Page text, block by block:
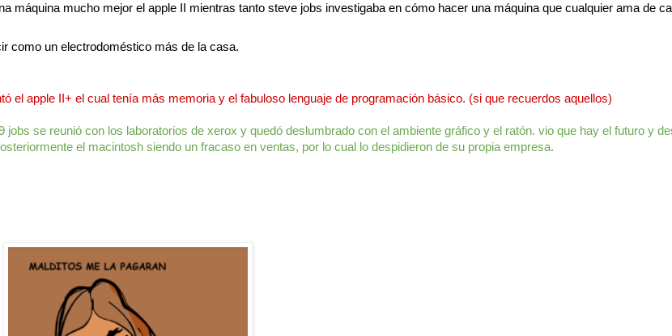
máquina mucho mejor el apple II mientras tanto steve jobs investigaba en cómo hacer una máquina que cualquier ama de
como un electrodoméstico más de la casa.
el apple II+ el cual tenía más memoria y el fabuloso lenguaje de programación básico. (si que recuerdos aquellos)
jobs se reunió con los laboratorios de xerox y quedó deslumbrado con el ambiente gráfico y el ratón. vio que hay el futuro y
el macintosh siendo un fracaso en ventas, por lo cual lo despidieron de su propia empresa.